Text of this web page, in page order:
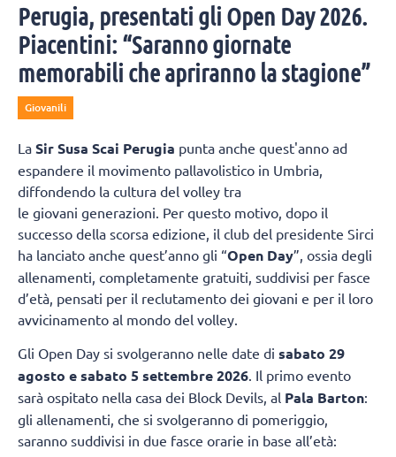
Perugia, presentati gli Open Day 2026.
Piacentini: “Saranno giornate
memorabili che apriranno la stagione”
Giovanili
La Sir Susa Scai Perugia punta anche quest'anno ad
espandere il movimento pallavolistico in Umbria,
diffondendo la cultura del volley tra
le giovani generazioni. Per questo motivo, dopo il
successo della scorsa edizione, il club del presidente Sirci
ha lanciato anche quest’anno gli “Open Day”, ossia degli
allenamenti, completamente gratuiti, suddivisi per fasce
d’età, pensati per il reclutamento dei giovani e per il loro
avvicinamento al mondo del volley.
Gli Open Day si svolgeranno nelle date di sabato 29
agosto e sabato 5 settembre 2026. Il primo evento
sarà ospitato nella casa dei Block Devils, al Pala Barton:
gli allenamenti, che si svolgeranno di pomeriggio,
saranno suddivisi in due fasce orarie in base all’età: